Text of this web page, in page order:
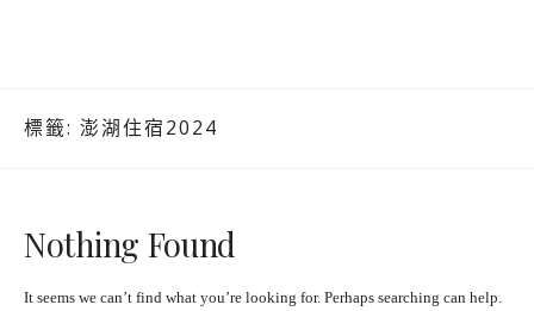
標籤: 澎湖住宿2024
Nothing Found
It seems we can’t find what you’re looking for. Perhaps searching can help.